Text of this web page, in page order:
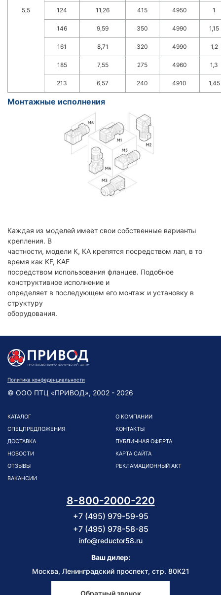
5,5 124 11,26 415 4950 1
146 9,59 350 4990 1,15
161 8,71 320 4990 1,2
185 7,55 275 4960 1,3
213 6,57 240 4910 1,45
Монтажные исполнения
Каждая из моделей имеет свои собственные варианты
крепления. В
частности, модели К, КА крепятся посредством лап, в то
время как KF, KAF
посредством использования фланцев. Подобное
конструктивное исполнение и
определяет в последующем его монтаж и установку в
структуру
оборудования.
Политика конфеденциальности
© ООО ПТЦ «ПРИВОД», 2002 - 2026
КАТАЛОГ
СПЕЦПРЕДЛОЖЕНИЯ
ДОСТАВКА
НОВОСТИ
ОТЗЫВЫ
ВАКАНСИИ
О КОМПАНИИ
КОНТАКТЫ
ПУБЛИЧНАЯ ОФЕРТА
КАРТА САЙТА
РЕКЛАМАЦИОННЫЙ АКТ
8-800-2000-220
+7 (495) 979-59-95
+7 (495) 978-58-85
info@reductor58.ru
Ваш дилер:
Москва, Ленинградский проспект, стр. 80К21
Обратный звонок